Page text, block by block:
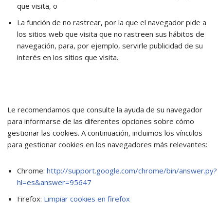
que visita, o
La función de no rastrear, por la que el navegador pide a
los sitios web que visita que no rastreen sus hábitos de
navegación, para, por ejemplo, servirle publicidad de su
interés en los sitios que visita.
Le recomendamos que consulte la ayuda de su navegador
para informarse de las diferentes opciones sobre cómo
gestionar las cookies. A continuación, incluimos los vínculos
para gestionar cookies en los navegadores más relevantes:
Chrome: http://support.google.com/chrome/bin/answer.py?
hl=es&answer=95647
Firefox: Limpiar cookies en firefox